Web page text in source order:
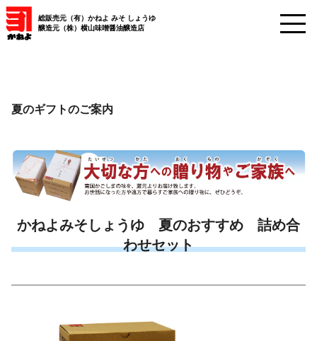
総販売元（有）かねよ みそ しょうゆ
醸造元（株）横山味噌醤油醸造店
夏のギフトのご案内
かねよみそしょうゆ 夏のおすすめ 詰め合
わせセット